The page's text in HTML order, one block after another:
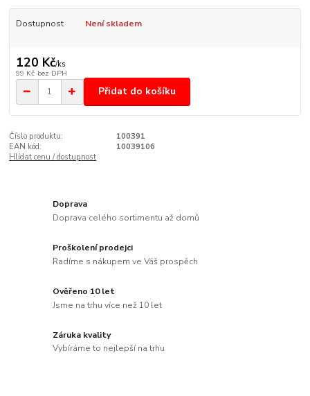
Dostupnost Není skladem
120 Kč/ks
99 Kč bez DPH
Přidat do košíku
Číslo produktu:
100391
EAN kód:
10039106
Hlídat cenu / dostupnost
Doprava
Doprava celého sortimentu až domů
Proškolení prodejci
Radíme s nákupem ve Váš prospěch
Ověřeno 10 let
Jsme na trhu více než 10 let
Záruka kvality
Vybíráme to nejlepší na trhu